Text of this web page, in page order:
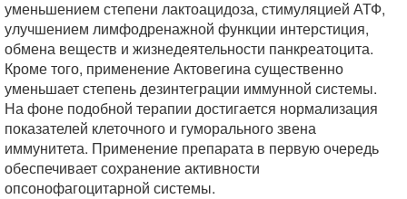
уменьшением степени лактоацидоза, стимуляцией АТФ,
улучшением лимфодренажной функции интерстиция,
обмена веществ и жизнедеятельности панкреатоцита.
Кроме того, применение Актовегина существенно
уменьшает степень дезинтеграции иммунной системы.
На фоне подобной терапии достигается нормализация
показателей клеточного и гуморального звена
иммунитета. Применение препарата в первую очередь
обеспечивает сохранение активности
опсонофагоцитарной системы.